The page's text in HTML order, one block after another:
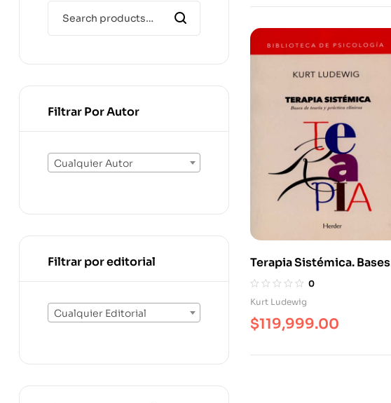
Terapia Sistémica. Bases
De Teoría Y Práctica
Clínicas
0
Kurt Ludewig
$119,999.00
Filtrar Por Autor
Cualquier Autor
Filtrar por editorial
Cualquier Editorial